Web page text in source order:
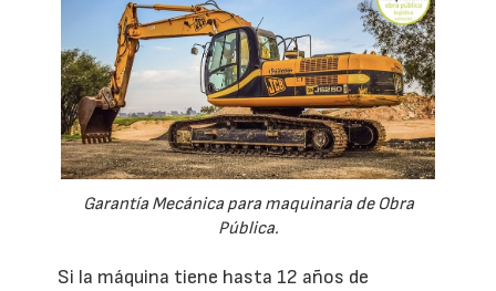
Garantía Mecánica para maquinaria de Obra
Pública.
Si la máquina tiene hasta 12 años de